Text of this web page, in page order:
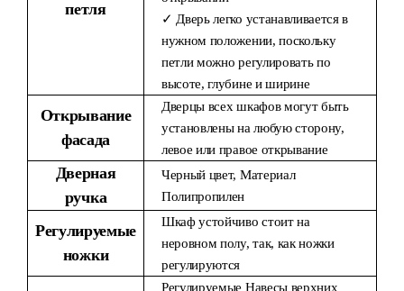
петля
✓ Дверь легко устанавливается в
нужном положении, поскольку
петли можно регулировать по
высоте, глубине и ширине
Открывание
фасада
Дверцы всех шкафов могут быть
установлены на любую сторону,
левое или правое открывание
Дверная
ручка
Черный цвет, Материал
Полипропилен
Регулируемые
ножки
Шкаф устойчиво стоит на
неровном полу, так, как ножки
регулируются
Регулируемые Навесы верхних